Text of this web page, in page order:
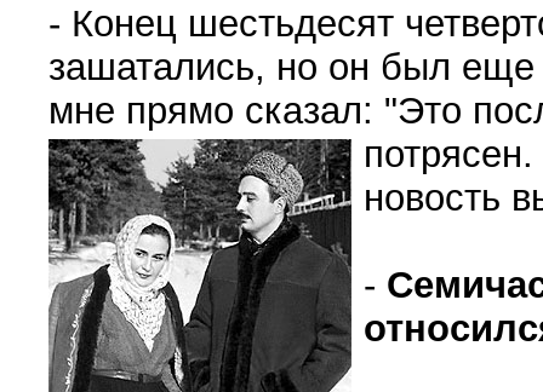
- Конец шестьдесят
зашатались, но он был
мне прямо сказал: "Это
новость
-